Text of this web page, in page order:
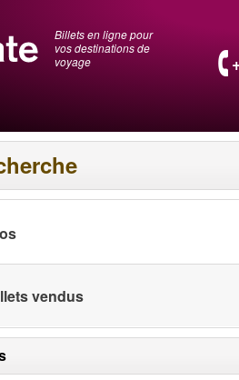
Billets en ligne pour
vos destinations de
voyage
vendus